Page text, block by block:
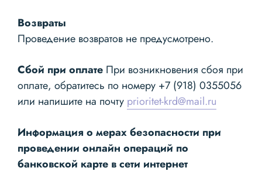
Возвраты
Проведение возвратов не предусмотрено.
Сбой при оплате При возникновения сбоя при
оплате, обратитесь по номеру +7 (918) 0355056
или напишите на почту prioritet-krd@mail.ru
Информация о мерах безопасности при
проведении онлайн операций по
банковской карте в сети интернет